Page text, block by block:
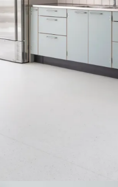
Køkken Ø kan nemt flyttes så
andre aktiviteter